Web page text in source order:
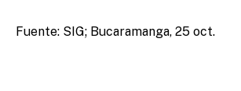
Fuente: SIG; Bucaramanga, 25 oct.